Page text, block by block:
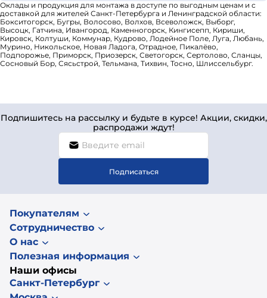
Оклады и продукция для монтажа в доступе по выгодным ценам и с
доставкой для жителей Санкт-Петербурга и Ленинградской области:
Бокситогорск, Бугры, Волосово, Волхов, Всеволожск, Выборг,
Высоцк, Гатчина, Ивангород, Каменногорск, Кингисепп, Кириши,
Кировск, Колтуши, Коммунар, Кудрово, Лодейное Поле, Луга, Любань,
Мурино, Никольское, Новая Ладога, Отрадное, Пикалёво,
Подпорожье, Приморск, Приозерск, Светогорск, Сертолово, Сланцы,
Сосновый Бор, Сясьстрой, Тельмана, Тихвин, Тосно, Шлиссельбург.
Подпишитесь на рассылку и будьте в курсе! Акции, скидки,
распродажи ждут!
Подписаться
Покупателям
Сотрудничество
О нас
Полезная информация
Наши офисы
Санкт-Петербург